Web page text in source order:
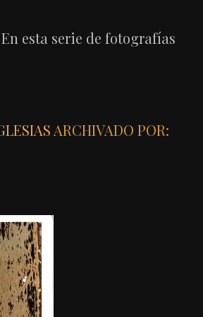
esta serie de fotografías
ARCHIVADO POR: